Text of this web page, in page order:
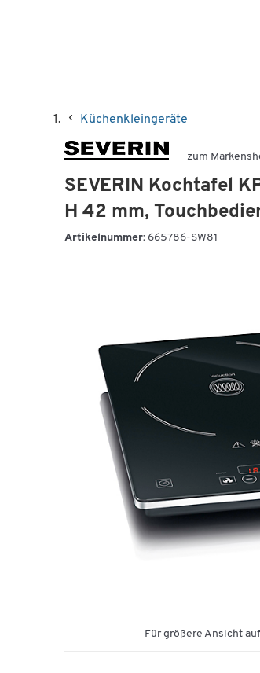
Küchenkleingeräte
zum
SEVERIN Kochtafel
H 42 mm,
Artikelnummer: 665786-SW81
Für größere Ansicht